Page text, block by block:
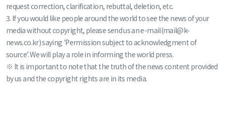
request correction, clarification, rebuttal, deletion, etc.
3. If you would like people around the world to see the news of your
media without copyright, please send us an e-mail(mail@k-
news.co.kr) saying 'Permission subject to acknowledgment of
source’. We will play a role in informing the world press.
※ It is important to note that the truth of the news content provided
by us and the copyright rights are in its media.